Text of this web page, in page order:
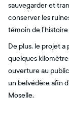
sauvegarder et
conserver les
témoin de
De plus, le projet a
quelques
ouverture au
un belvédère afin
Moselle.